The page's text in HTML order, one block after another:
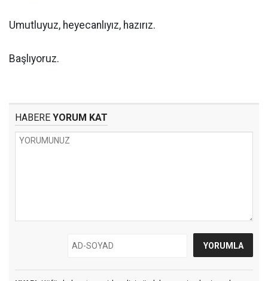
Umutluyuz, heyecanlıyız, hazırız.
Başlıyoruz.
HABERE YORUM KAT